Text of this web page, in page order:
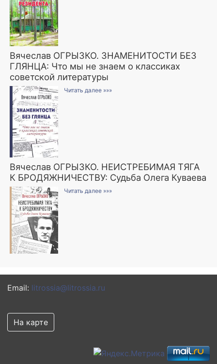
Вячеслав ОГРЫЗКО. ЗНАМЕНИТОСТИ БЕЗ
ГЛЯНЦА: Что мы не знаем о классиках
советской литературы
Читать далее »»»
Вячеслав ОГРЫЗКО. НЕИСТРЕБИМАЯ ТЯГА
К БРОДЯЖНИЧЕСТВУ: Судьба Олега Куваева
Читать далее »»»
Email: litrossia@litrossia.ru
На карте